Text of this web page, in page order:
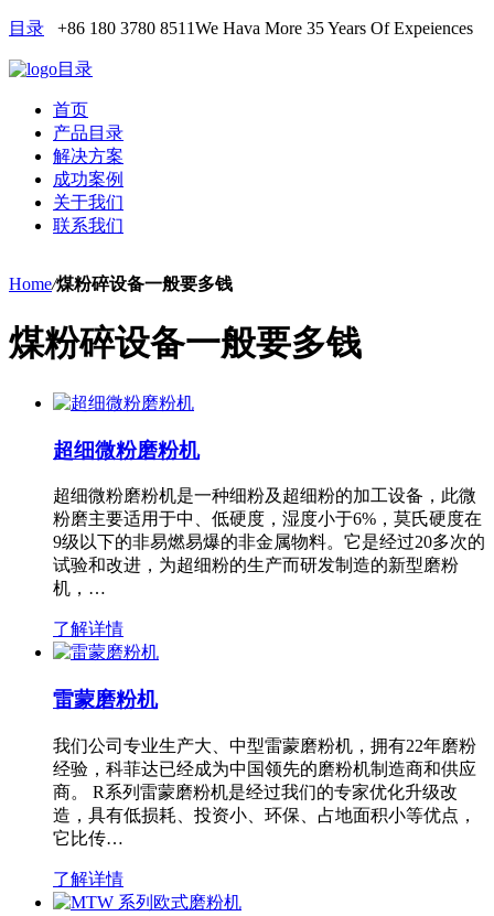
目录 +86 180 3780 8511We Hava More 35 Years Of Expeiences
目录
首页
产品目录
解决方案
成功案例
关于我们
联系我们
Home/煤粉碎设备一般要多钱
煤粉碎设备一般要多钱
超细微粉磨粉机
超细微粉磨粉机是一种细粉及超细粉的加工设备，此微
粉磨主要适用于中、低硬度，湿度小于6%，莫氏硬度在
9级以下的非易燃易爆的非金属物料。它是经过20多次的
试验和改进，为超细粉的生产而研发制造的新型磨粉
机，…
了解详情
雷蒙磨粉机
我们公司专业生产大、中型雷蒙磨粉机，拥有22年磨粉
经验，科菲达已经成为中国领先的磨粉机制造商和供应
商。 R系列雷蒙磨粉机是经过我们的专家优化升级改
造，具有低损耗、投资小、环保、占地面积小等优点，
它比传…
了解详情